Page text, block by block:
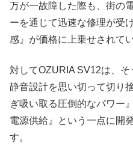
万が一故障した際も、街の
ーを通じて迅速な修理が受
感』が価格に上乗せされてい
対してOZURIA SV12は、
静音設計を思い切って切り
ぎ吸い取る圧倒的なパワー
電源供給』という一点に開
す。